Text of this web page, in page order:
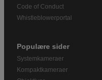
Code of Conduct
Whistleblowerportal
Populære sider
Systemkameraer
Kompaktkameraer